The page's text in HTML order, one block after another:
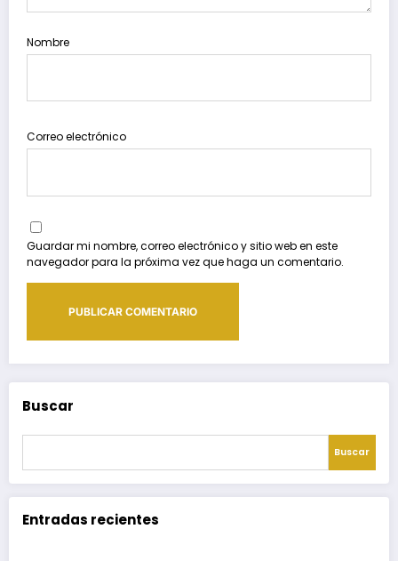
Nombre
Correo electrónico
Guardar mi nombre, correo electrónico y sitio web en este
navegador para la próxima vez que haga un comentario.
Buscar
Buscar
Entradas recientes